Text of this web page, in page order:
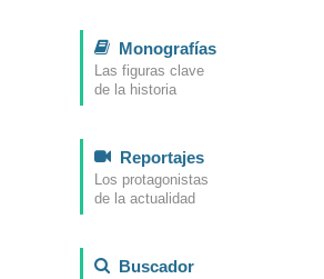
Monografías
Las figuras clave
de la historia
Reportajes
Los protagonistas
de la actualidad
Buscador